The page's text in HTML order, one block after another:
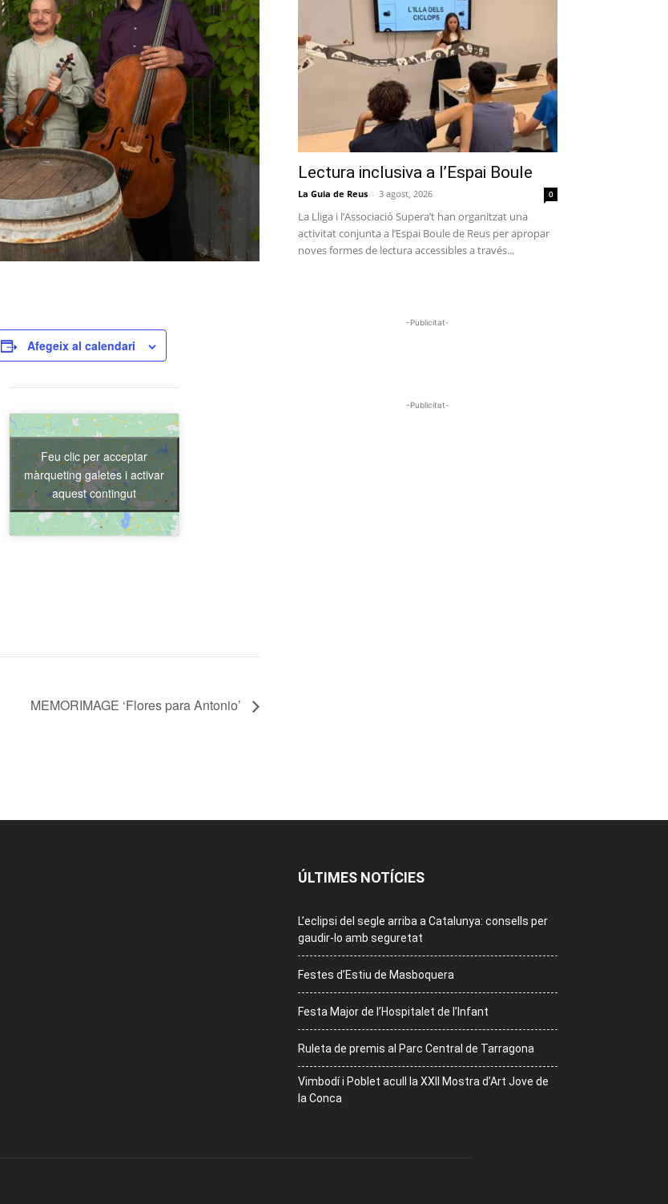
Afegeix al calendari
Feu clic per acceptar
màrqueting galetes i activar
aquest contingut
MEMORIMAGE ‘Flores para Antonio’
Lectura inclusiva a l’Espai Boule
La Guia de Reus - 3 agost, 2026 0
La Lliga i l’Associació Supera’t han organitzat una
activitat conjunta a l’Espai Boule de Reus per apropar
noves formes de lectura accessibles a través...
-Publicitat-
-Publicitat-
ÚLTIMES NOTÍCIES
L’eclipsi del segle arriba a Catalunya: consells per
gaudir-lo amb seguretat
Festes d’Estiu de Masboquera
Festa Major de l’Hospitalet de l’Infant
Ruleta de premis al Parc Central de Tarragona
Vimbodí i Poblet acull la XXII Mostra d’Art Jove de
la Conca